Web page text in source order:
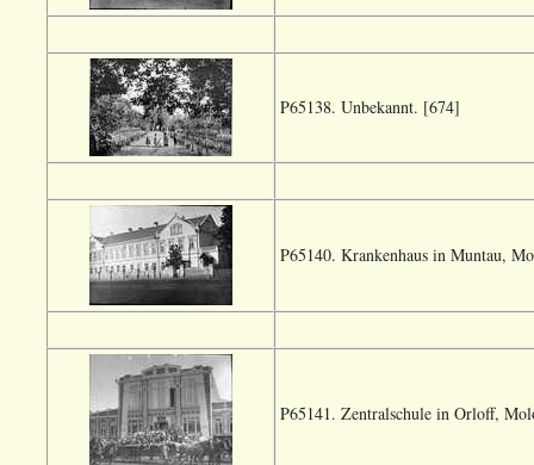
P65138. Unbekannt. [674]
P65140. Krankenhaus in Muntau,
P65141. Zentralschule in Orloff,